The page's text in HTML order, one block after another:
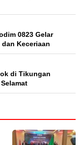
0823 Gelar
Keceriaan
di Tikungan